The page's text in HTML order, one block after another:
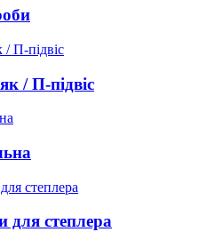
/ П-підвіс
для степлера